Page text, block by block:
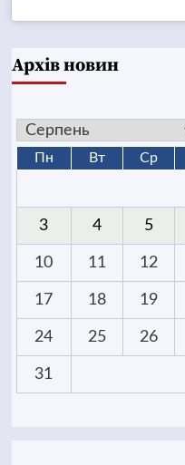
Архів новин
Пн Вт Ср
3 4 5
10 11 12
17 18 19
24 25 26
31